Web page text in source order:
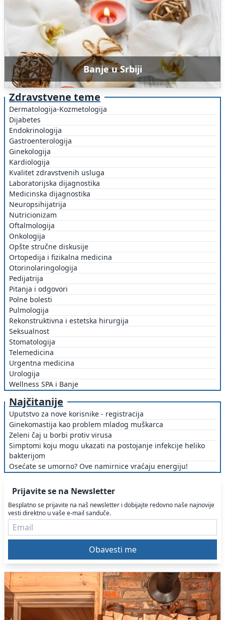
Banje u Srbiji
Zdravstvene teme
Dermatologija-Kozmetologija
Dijabetes
Endokrinologija
Gastroenterologija
Ginekologija
Kardiologija
Kvalitet zdravstvenih usluga
Laboratorijska dijagnostika
Medicinska dijagnostika
Neuropsihijatrija
Nutricionizam
Oftalmologija
Onkologija
Opšte stručne diskusije
Ortopedija i fizikalna medicina
Otorinolaringologija
Pedijatrija
Pitanja i odgovori
Polne bolesti
Pulmologija
Rekonstruktivna i estetska hirurgija
Seksualnost
Stomatologija
Telemedicina
Urgentna medicina
Urologija
Wellness SPA i Banje
Najčitanije
Uputstvo za nove korisnike - registracija
Ginekomastija kao problem mladog muškarca
Zeleni čaj u borbi protiv virusa
Simptomi koju mogu ukazati na postojanje infekcije heliko
bakterijom
Osećate se umorno? Ove namirnice vraćaju energiju!
Prijavite se na Newsletter
Besplatno se prijavite na naš newsletter i dobijajte redovno naše najnovije
vesti direktno u vaše e-mail sanduče.